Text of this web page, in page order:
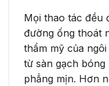
Mọi thao tác đều
đường ống thoát
thẩm mỹ của
từ sàn gạch
phẳng mịn. Hơn